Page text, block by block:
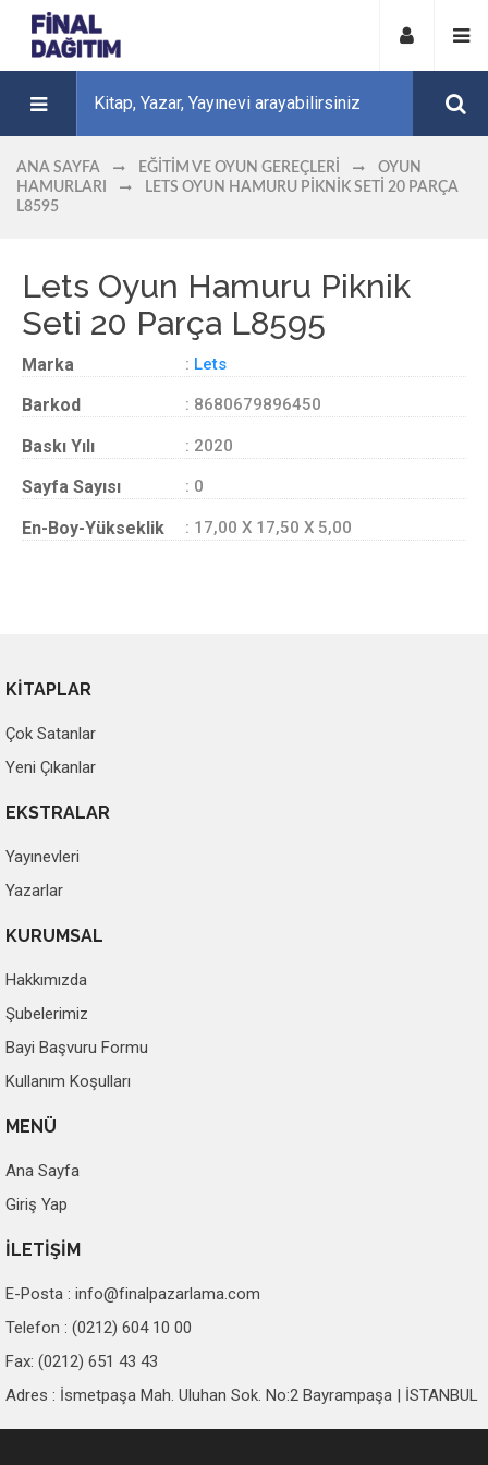
ANA SAYFA EĞITIM VE OYUN GEREÇLERI
OYUN
HAMURLARI
LETS OYUN HAMURU PIKNIK SETI 20 PARÇA
L8595
Lets Oyun Hamuru Piknik
Seti 20 Parça L8595
Marka : Lets
Barkod : 8680679896450
Baskı Yılı : 2020
Sayfa Sayısı : 0
En-Boy-Yükseklik : 17,00 X 17,50 X 5,00
KİTAPLAR
Çok Satanlar
Yeni Çıkanlar
EKSTRALAR
Yayınevleri
Yazarlar
KURUMSAL
Hakkımızda
Şubelerimiz
Bayi Başvuru Formu
Kullanım Koşulları
MENÜ
Ana Sayfa
Giriş Yap
İLETİŞİM
E-Posta : info@finalpazarlama.com
Telefon : (0212) 604 10 00
Fax: (0212) 651 43 43
Adres : İsmetpaşa Mah. Uluhan Sok. No:2 Bayrampaşa | İSTANBUL